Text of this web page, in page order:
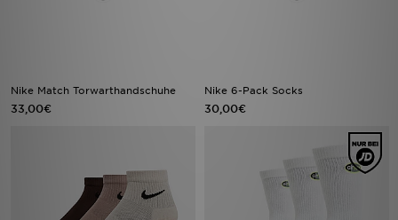
Nike Match Torwarthandschuhe
33,00€
Nike 6-Pack Socks
30,00€